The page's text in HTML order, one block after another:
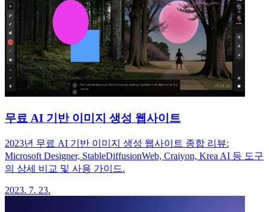
무료 AI 기반 이미지 생성 웹사이트
2023년 무료 AI 기반 이미지 생성 웹사이트 종합 리뷰:
Microsoft Designer, StableDiffusionWeb, Craiyon, Krea AI 등 도구
의 상세 비교 및 사용 가이드.
2023. 7. 23.